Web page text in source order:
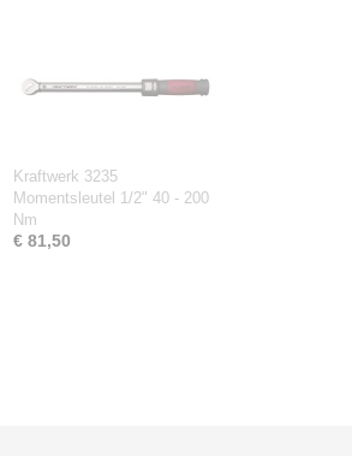
Kraftwerk 3235
Momentsleutel 1/2" 40 - 200
Nm
€ 81,50